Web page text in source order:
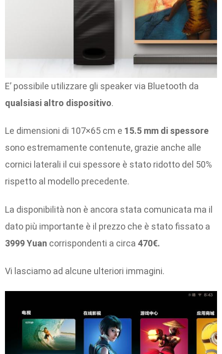
E’ possibile utilizzare gli speaker via Bluetooth da
qualsiasi altro dispositivo.
Le dimensioni di 107×65 cm e 15.5 mm di spessore
sono estremamente contenute, grazie anche alle
cornici laterali il cui spessore è stato ridotto del 50%
rispetto al modello precedente.
La disponibilità non è ancora stata comunicata ma il
dato più importante è il prezzo che è stato fissato a
3999 Yuan corrispondenti a circa 470€.
Vi lasciamo ad alcune ulteriori immagini.